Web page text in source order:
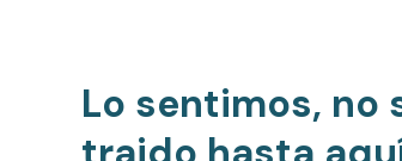
Lo sentimos, no